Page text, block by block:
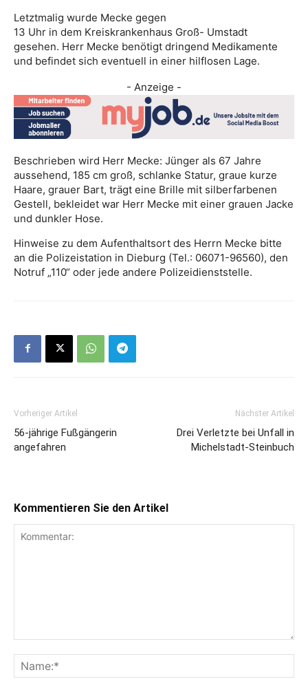
Letztmalig wurde Mecke gegen
13 Uhr in dem Kreiskrankenhaus Groß- Umstadt
gesehen. Herr Mecke benötigt dringend Medikamente
und befindet sich eventuell in einer hilflosen Lage.
- Anzeige -
Beschrieben wird Herr Mecke: Jünger als 67 Jahre
aussehend, 185 cm groß, schlanke Statur, graue kurze
Haare, grauer Bart, trägt eine Brille mit silberfarbenen
Gestell, bekleidet war Herr Mecke mit einer grauen Jacke
und dunkler Hose.
Hinweise zu dem Aufenthaltsort des Herrn Mecke bitte
an die Polizeistation in Dieburg (Tel.: 06071-96560), den
Notruf „110“ oder jede andere Polizeidienststelle.
Vorheriger Artikel
56-jährige Fußgängerin
angefahren
Nächster Artikel
Drei Verletzte bei Unfall in
Michelstadt-Steinbuch
Kommentieren Sie den Artikel